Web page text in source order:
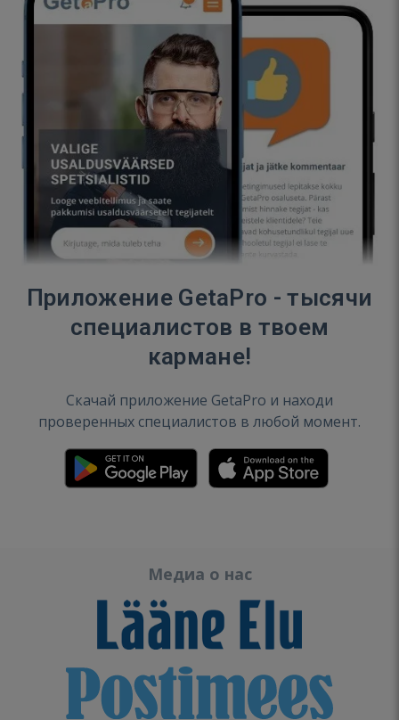
Приложение GetaPro - тысячи
специалистов в твоем
кармане!
Скачай приложение GetaPro и находи
проверенных специалистов в любой момент.
Медиа о нас